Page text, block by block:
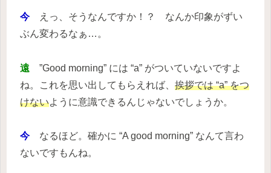
今 えっ、そうなんですか！？ なんか印象がずい
ぶん変わるなぁ…。
遠 ”Good morning” には “a” がついていないですよ
ね。これを思い出してもらえれば、 挨拶では “a” をつ
けないように意識できるんじゃないでしょうか。
今 なるほど。確かに “A good morning” なんて言わ
ないですもんね。